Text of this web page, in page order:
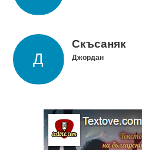
Скъсаняк
Джордан